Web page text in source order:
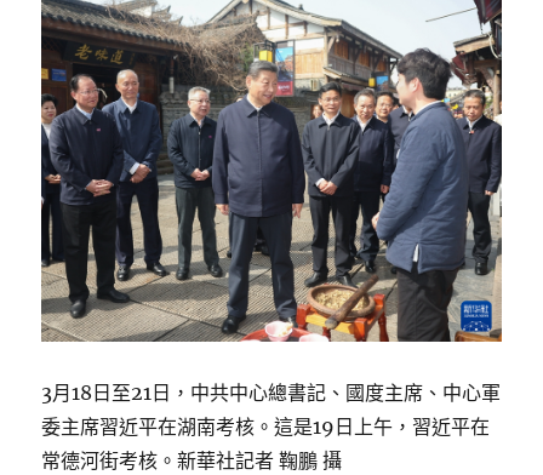
3月18日至21日，中共中心總書記、國度主席、中心軍
委主席習近平在湖南考核。這是19日上午，習近平在
常德河街考核。新華社記者 鞠鵬 攝